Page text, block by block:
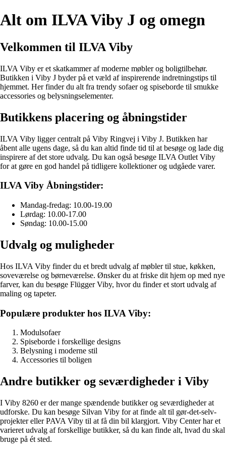
Alt om ILVA Viby J og omegn
Velkommen til ILVA Viby
ILVA Viby er et skatkammer af moderne møbler og boligtilbehør.
Butikken i Viby J byder på et væld af inspirerende indretningstips til
hjemmet. Her finder du alt fra trendy sofaer og spiseborde til smukke
accessories og belysningselementer.
Butikkens placering og åbningstider
ILVA Viby ligger centralt på Viby Ringvej i Viby J. Butikken har
åbent alle ugens dage, så du kan altid finde tid til at besøge og lade dig
inspirere af det store udvalg. Du kan også besøge ILVA Outlet Viby
for at gøre en god handel på tidligere kollektioner og udgåede varer.
ILVA Viby Åbningstider:
Mandag-fredag: 10.00-19.00
Lørdag: 10.00-17.00
Søndag: 10.00-15.00
Udvalg og muligheder
Hos ILVA Viby finder du et bredt udvalg af møbler til stue, køkken,
soveværelse og børneværelse. Ønsker du at friske dit hjem op med nye
farver, kan du besøge Flügger Viby, hvor du finder et stort udvalg af
maling og tapeter.
Populære produkter hos ILVA Viby:
Modulsofaer
Spiseborde i forskellige designs
Belysning i moderne stil
Accessories til boligen
Andre butikker og seværdigheder i Viby
I Viby 8260 er der mange spændende butikker og seværdigheder at
udforske. Du kan besøge Silvan Viby for at finde alt til gør-det-selv-
projekter eller PAVA Viby til at få din bil klargjort. Viby Center har et
varieret udvalg af forskellige butikker, så du kan finde alt, hvad du skal
bruge på ét sted.